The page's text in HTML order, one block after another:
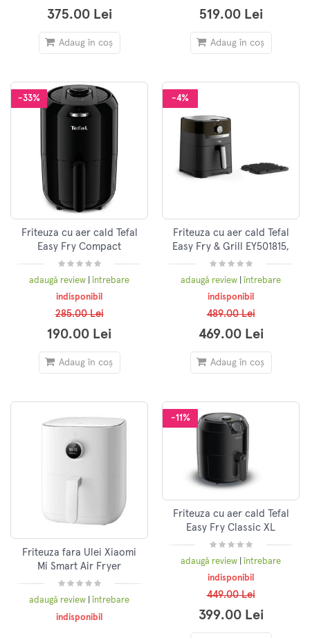
375.00 Lei
Adaug în coș
519.00 Lei
Adaug în coș
-33%
Friteuza cu aer cald Tefal
Easy Fry Compact
EY101815, 1030 W,
capacitate maxima 1.6L,
4moduri de gatire, Negru
adaugă review
întrebare
indisponibil
285.00 Lei
190.00 Lei
Adaug în coș
-4%
Friteuza cu aer cald Tefal
Easy Fry & Grill EY501815,
1400W, functie grill,
negru/argintiu
adaugă review
întrebare
indisponibil
489.00 Lei
469.00 Lei
Adaug în coș
Friteuza fara Ulei Xiaomi
Mi Smart Air Fryer
BHR4849EU 1500W 3.5L 8
programe Alb
adaugă review
întrebare
indisponibil
-11%
Friteuza cu aer cald Tefal
Easy Fry Classic XL
EY201815, 4.2L, 1500 W, 4
moduri de gatire, Negru
adaugă review
întrebare
indisponibil
449.00 Lei
399.00 Lei